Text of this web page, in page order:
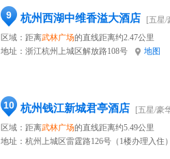
9 杭州西湖中维香溢大酒店
[五星/
区域：距离武林广场的直线距离约2.47公里
地址： 浙江杭州上城区解放路108号 地图
10 杭州钱江新城君亭酒店
[五星/豪
区域：距离武林广场的直线距离约5.49公里
地址： 杭州上城区雷霆路126号（1楼办理入住